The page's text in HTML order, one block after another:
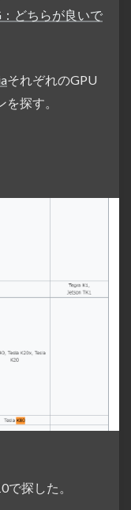
：どちらが良いで
それぞれのGPU
探す。
探した。